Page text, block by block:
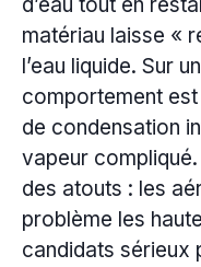
d’eau tout en
matériau laisse «
l’eau liquide. Sur
comportement
de condensation
vapeur
des atouts : les
problème les
candidats sérieux